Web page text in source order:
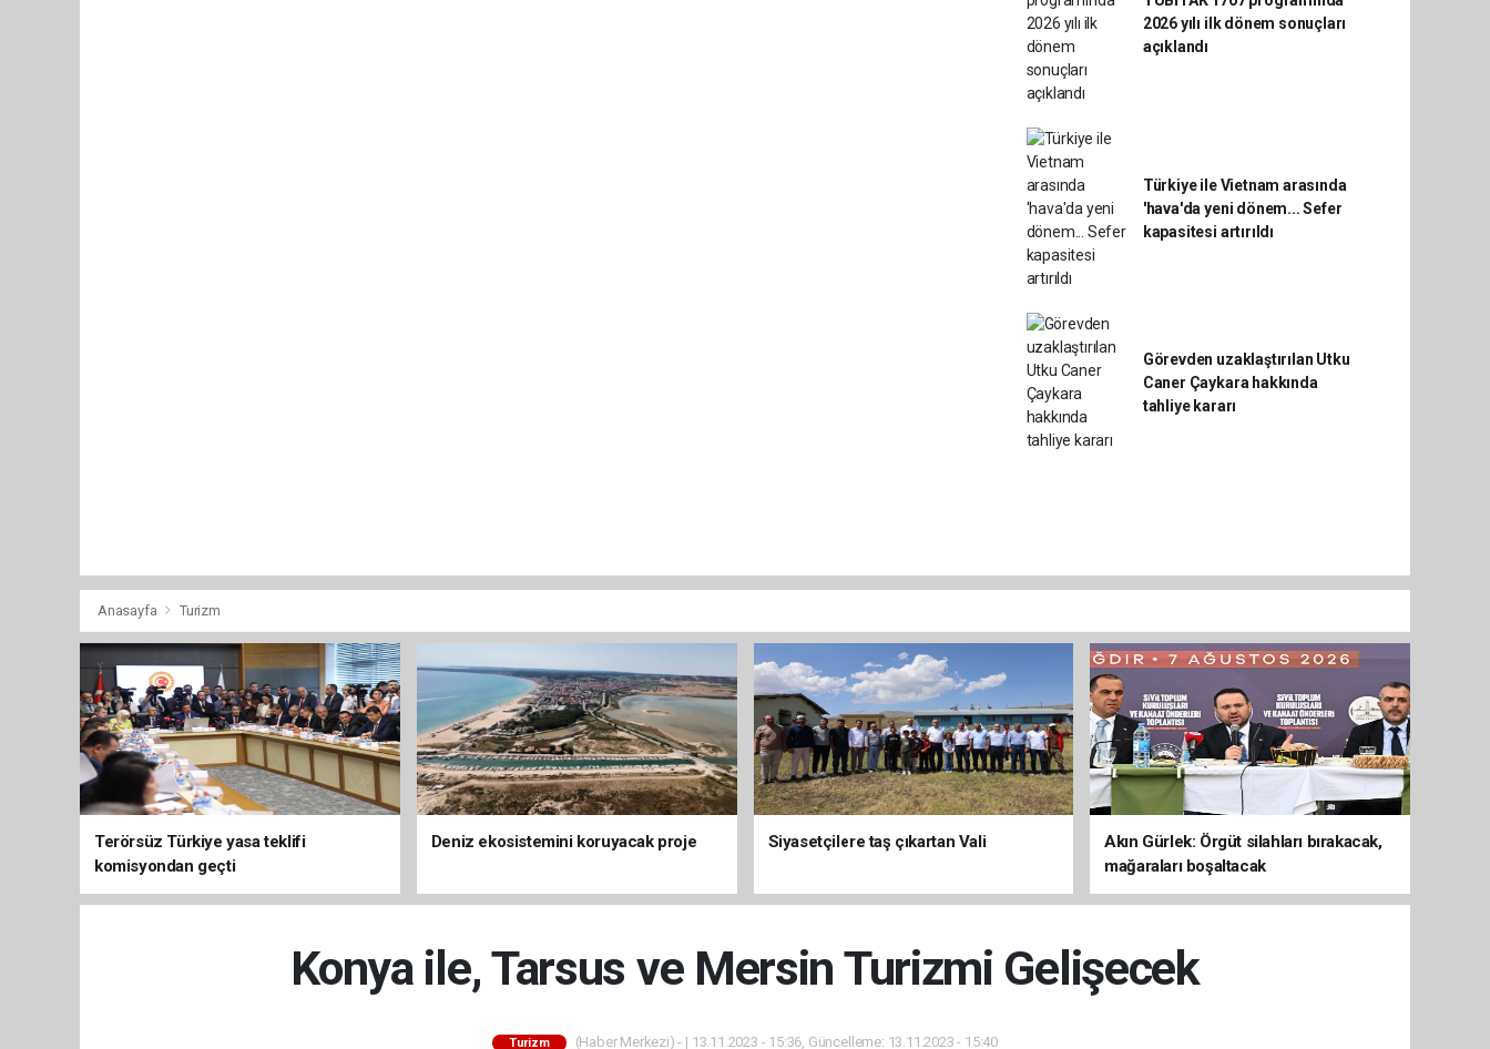
2026 yılı ilk dönem sonuçları
açıklandı
Türkiye ile Vietnam arasında
'hava'da yeni dönem... Sefer
kapasitesi artırıldı
Görevden uzaklaştırılan Utku
Caner Çaykara hakkında
tahliye kararı
Anasayfa Turizm
Terörsüz Türkiye yasa teklifi
komisyondan geçti
Deniz ekosistemini koruyacak proje Siyasetçilere taş çıkartan Vali
Akın Gürlek: Örgüt silahları bırakacak,
mağaraları boşaltacak
Konya ile, Tarsus ve Mersin Turizmi Gelişecek
Turizm (Haber Merkezi) - | 13.11.2023 - 15:36, Güncelleme: 13.11.2023 - 15:40